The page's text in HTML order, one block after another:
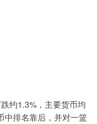
约1.3%，主要货币均
中排名靠后，并对一篮